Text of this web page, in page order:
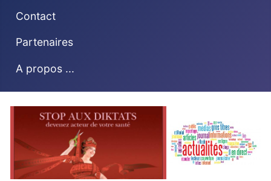
Contact
Partenaires
A propos ...